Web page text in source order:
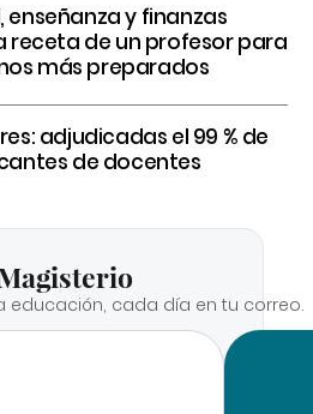
y finanzas
receta de un profesor para
más preparados
adjudicadas el 99 % de
de docentes
educación, cada día en tu correo.